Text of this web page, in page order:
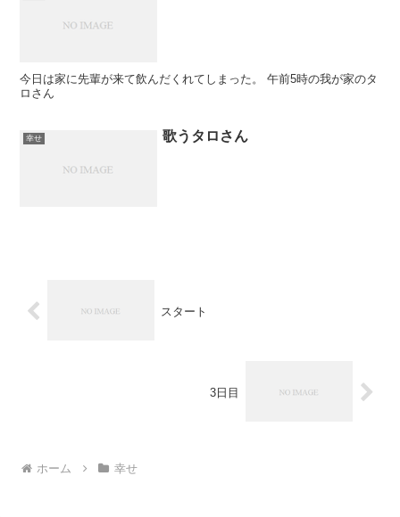
今日は家に先輩が来て飲んだくれてしまった。 午前5時の我が家のタ
ロさん
幸せ 歌うタロさん
スタート
3日目
ホーム 幸せ